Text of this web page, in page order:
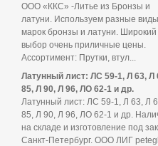
ООО «ККС» -Литье из Бронзы и
латуни. Используем разные виды
марок бронзы и латуни. Широкий
выбор очень приличные цены.
Ассортимент: Прутки, втул...
Латунный лист: ЛС 59-1, Л 63, Л
85, Л 90, Л 96, ЛО 62-1 и др.
Латунный лист: ЛС 59-1, Л 63, Л
85, Л 90, Л 96, ЛО 62-1 и др.
на складе и изготовление под
Санкт-Петербург. ООО ЛИГ